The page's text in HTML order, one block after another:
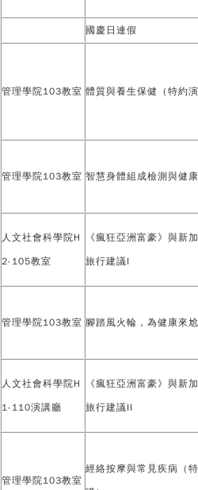
國慶日連假
管理學院103教室 體質與養生保健（特約演
管理學院103教室 智慧身體組成檢測與健
人文社會科學院H
2-105教室
《瘋狂亞洲富豪》與新
旅行建議I
管理學院103教室 腳踏風火輪，為健康來
人文社會科學院H
1-110演講廳
《瘋狂亞洲富豪》與新
旅行建議II
管理學院103教室
經絡按摩與常見疾病（